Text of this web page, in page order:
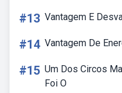
#13 Vantagem E
#14 Vantagem De
#15 Um Dos Circos
Foi O